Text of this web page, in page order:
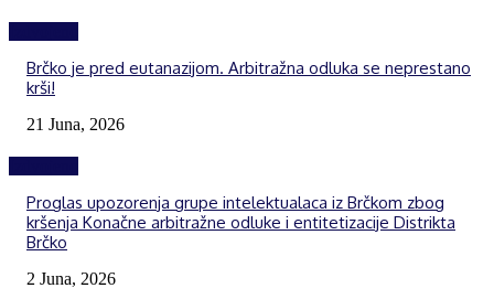
Brčko je pred eutanazijom. Arbitražna odluka se neprestano
krši!
21 Juna, 2026
Proglas upozorenja grupe intelektualaca iz Brčkom zbog
kršenja Konačne arbitražne odluke i entitetizacije Distrikta
Brčko
2 Juna, 2026